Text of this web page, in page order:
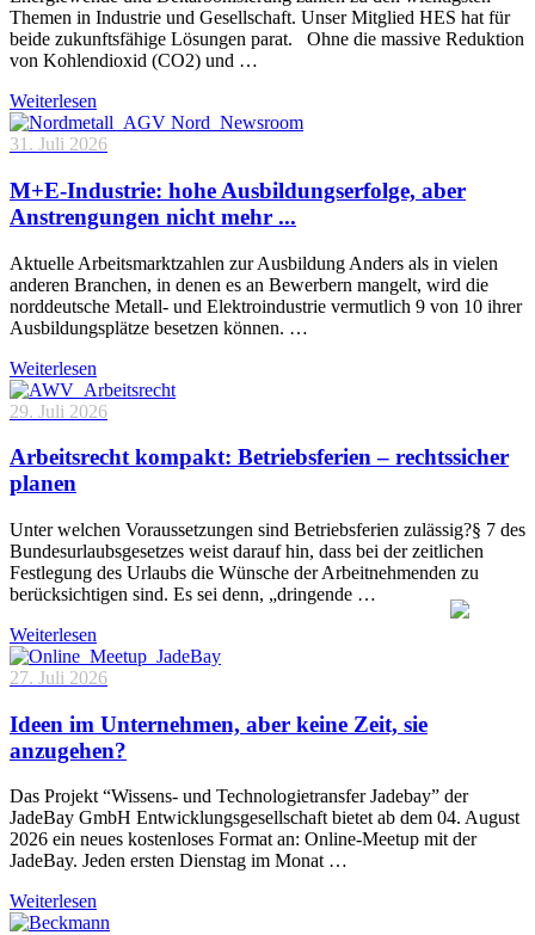
Themen in Industrie und Gesellschaft. Unser Mitglied HES hat für
beide zukunftsfähige Lösungen parat. Ohne die massive Reduktion
von Kohlendioxid (CO2) und …
Weiterlesen
31. Juli 2026
M+E-Industrie: hohe Ausbildungserfolge, aber
Anstrengungen nicht mehr ...
Aktuelle Arbeitsmarktzahlen zur Ausbildung Anders als in vielen
anderen Branchen, in denen es an Bewerbern mangelt, wird die
norddeutsche Metall- und Elektroindustrie vermutlich 9 von 10 ihrer
Ausbildungsplätze besetzen können. …
Weiterlesen
29. Juli 2026
Arbeitsrecht kompakt: Betriebsferien – rechtssicher
planen
Unter welchen Voraussetzungen sind Betriebsferien zulässig?§ 7 des
Bundesurlaubsgesetzes weist darauf hin, dass bei der zeitlichen
Festlegung des Urlaubs die Wünsche der Arbeitnehmenden zu
berücksichtigen sind. Es sei denn, „dringende …
Weiterlesen
27. Juli 2026
Ideen im Unternehmen, aber keine Zeit, sie
anzugehen?
Das Projekt “Wissens- und Technologietransfer Jadebay” der
JadeBay GmbH Entwicklungsgesellschaft bietet ab dem 04. August
2026 ein neues kostenloses Format an: Online-Meetup mit der
JadeBay. Jeden ersten Dienstag im Monat …
Weiterlesen